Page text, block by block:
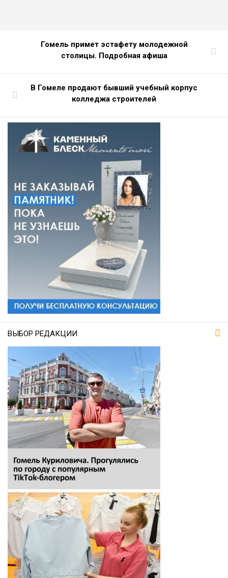
Гомель примет эстафету молодежной
столицы. Подробная афиша
В Гомеле продают бывший учебный корпус
колледжа строителей
ВЫБОР РЕДАКЦИИ